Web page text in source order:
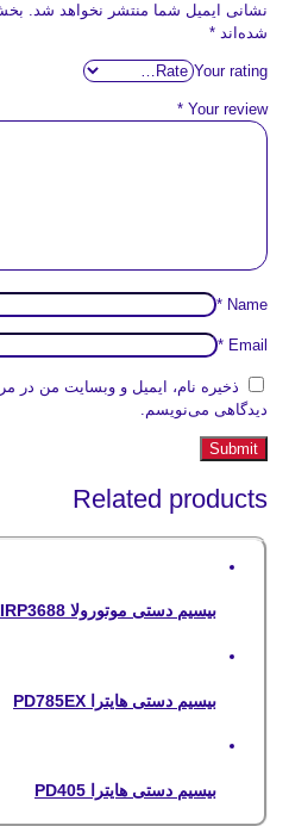
نشانی ایمیل شما منتشر نخواهد شد.
شده‌اند *
Your rating
Your review
*
Name
*
Email
*
ذخیره نام، ایمیل و وبسایت من در
دیدگاهی می‌نویسم.
Related products
بیسیم دستی موتورولا XIRP3688
بیسیم دستی هایترا PD785EX
بیسیم دستی هایترا PD405